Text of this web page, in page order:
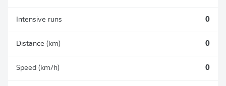
Intensive runs 0
Distance (km) 0
Speed (km/h) 0